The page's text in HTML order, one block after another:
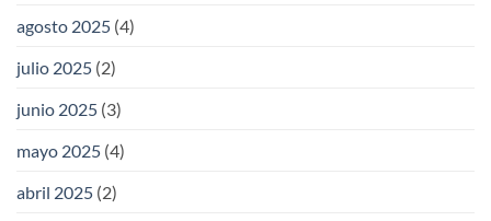
agosto 2025 (4)
julio 2025 (2)
junio 2025 (3)
mayo 2025 (4)
abril 2025 (2)